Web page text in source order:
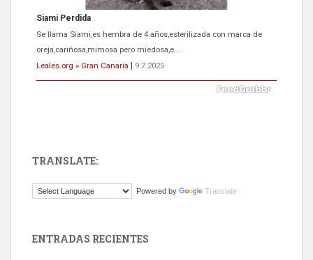
Siami Perdida
Se llama Siami,es hembra de 4 años,esterilizada con marca de
oreja,cariñosa,mimosa pero miedosa,e...
Leales.org » Gran Canaria
9.7.2025
El ayuntamiento se va a llevar a Los Gatos callejeros de la zona los
TRANSLATE:
Powered by Translate
ENTRADAS RECIENTES